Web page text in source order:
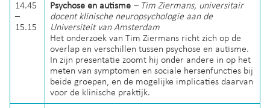
14.45
–
15.15
Psychose en autisme – Tim Ziermans, universitair
docent klinische neuropsychologie aan de
Universiteit van Amsterdam
Het onderzoek van Tim Ziermans richt zich op de
overlap en verschillen tussen psychose en autisme.
In zijn presentatie zoomt hij onder andere in op het
meten van symptomen en sociale hersenfuncties bij
beide groepen, en de mogelijke implicaties daarvan
voor de klinische praktijk.